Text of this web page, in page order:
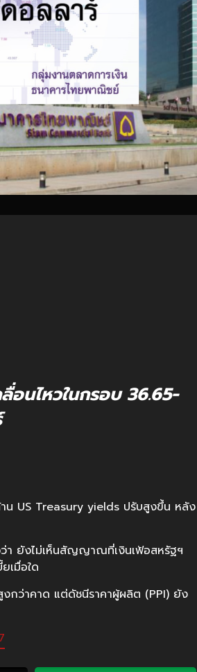
อนไหวในกรอบ 36.65-
น US Treasury yields ปรับสูงขึ้น หลัง
า ยังไม่เห็นสัญญาณที่เงินเฟ้อสหรัฐฯ
เมื่อใด
งกว่าคาด แต่ดัชนีราคาผู้ผลิต (PPI) ยัง